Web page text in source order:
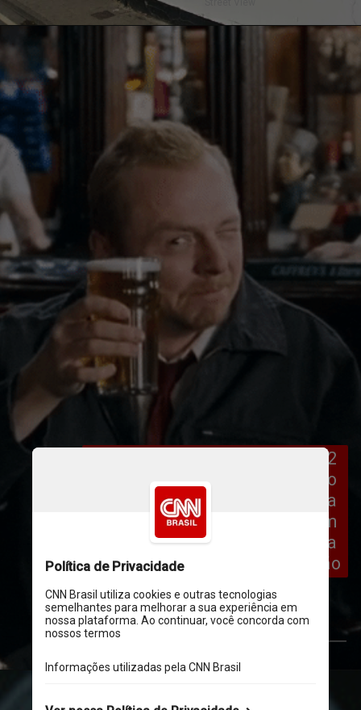
Com um salário de até £ 28,672
ao ano, cerca de R$ 215 mil, o
governo local abriu uma vaga
para que interessados visitem
pubs num trecho de 80 km na
costa da região